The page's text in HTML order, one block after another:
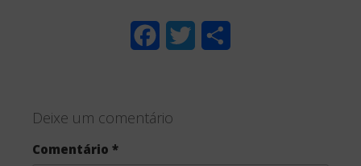
e
Deixe um comentário
Comentário *